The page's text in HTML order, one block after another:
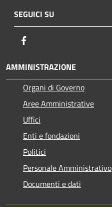
SEGUICI SU
AMMINISTRAZIONE
Organi di Governo
Aree Amministrative
Uffici
Enti e fondazioni
Politici
Personale Amministrativo
Documenti e dati